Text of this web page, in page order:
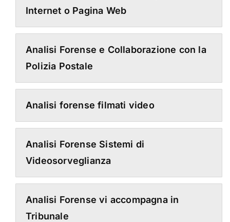
Internet o Pagina Web
Analisi Forense e Collaborazione con la
Polizia Postale
Analisi forense filmati video
Analisi Forense Sistemi di
Videosorveglianza
Analisi Forense vi accompagna in
Tribunale